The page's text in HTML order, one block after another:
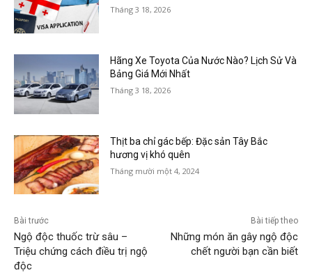
Tháng 3 18, 2026
Hãng Xe Toyota Của Nước Nào? Lịch Sử Và
Bảng Giá Mới Nhất
Tháng 3 18, 2026
Thịt ba chỉ gác bếp: Đặc sản Tây Bắc
hương vị khó quên
Tháng mười một 4, 2024
Bài trước
Ngộ độc thuốc trừ sâu –
Triệu chứng cách điều trị ngộ
độc
Bài tiếp theo
Những món ăn gây ngộ độc
chết người bạn cần biết